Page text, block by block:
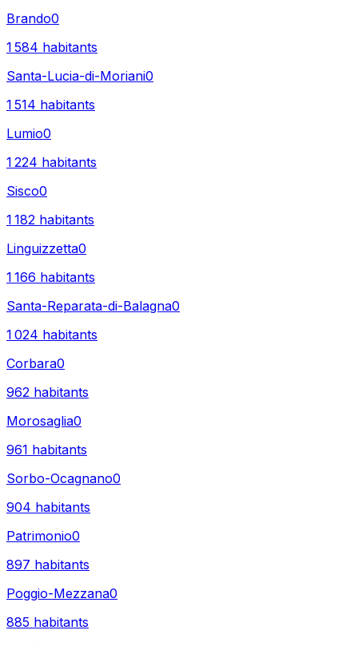
Brando0
1 584 habitants
Santa-Lucia-di-Moriani0
1 514 habitants
Lumio0
1 224 habitants
Sisco0
1 182 habitants
Linguizzetta0
1 166 habitants
Santa-Reparata-di-Balagna0
1 024 habitants
Corbara0
962 habitants
Morosaglia0
961 habitants
Sorbo-Ocagnano0
904 habitants
Patrimonio0
897 habitants
Poggio-Mezzana0
885 habitants